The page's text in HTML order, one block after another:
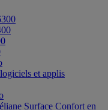
et applis
Surface Confort en